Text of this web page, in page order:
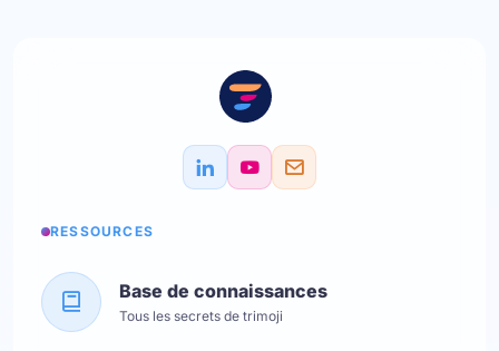
RESSOURCES
Base de connaissances
Tous les secrets de trimoji